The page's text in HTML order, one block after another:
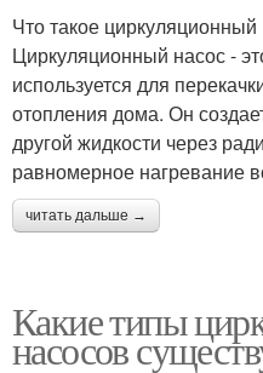
Что такое циркуляционный
Циркуляционный насос -
используется для
отопления дома. Он
другой жидкости через
равномерное нагревание
читать дальше →
Какие типы
насосов